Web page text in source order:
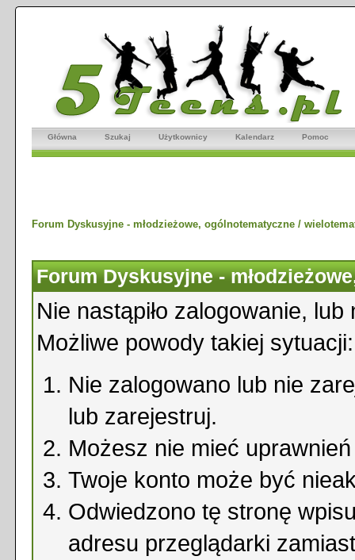
Główna Szukaj Użytkownicy Kalendarz Pomoc
Forum Dyskusyjne - młodzieżowe, ogólnotematyczne /
Forum Dyskusyjne -
Nie nastąpiło zalogowanie,
Możliwe powody takiej sytuacji:
Nie zalogowano lub nie
lub zarejestruj.
Możesz nie mieć
Twoje konto może być
Odwiedzono tę stronę
adresu przeglądarki